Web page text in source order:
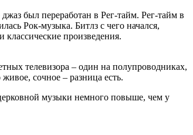
был переработан в Рег-тайм. Рег-тайм в
Рок-музыка. Битлз с чего начался,
произведения.
телевизора – один на полупроводниках,
сочное – разница есть.
музыки немного повыше, чем у